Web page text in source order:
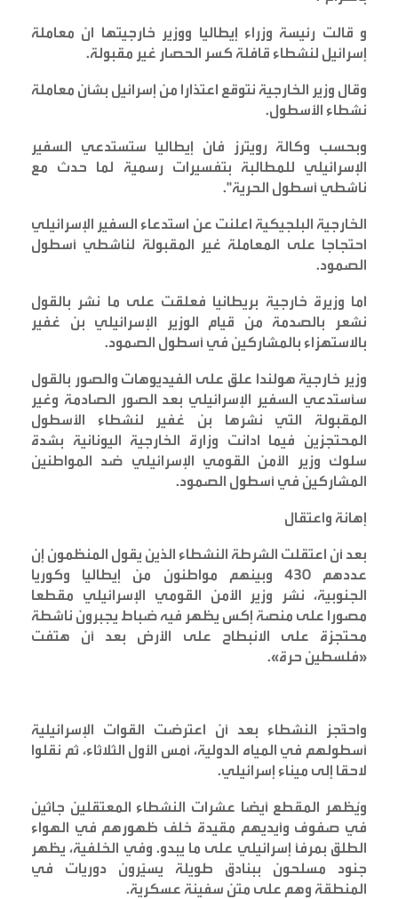
و قالت رئيسة وزراء إيطاليا ووزير خارجيتها ان معاملة
إسرائيل لنشطاء قافلة كسر الحصار غير مقبولة.
وقال وزير الخارجية نتوقع اعتذارا من إسرائيل بشأن معاملة
نشطاء الأسطول.
وبحسب وكالة رويترز فان إيطاليا ستستدعي السفير
الإسرائيلي للمطالبة بتفسيرات رسمية لما حدث مع
ناشطي أسطول الحرية".
الخارجية البلجيكية اعلنت عن استدعاء السفير الإسرائيلي
احتجاجا على المعاملة غير المقبولة لناشطي أسطول
الصمود.
اما وزيرة خارجية بريطانيا فعلقت على ما نشر بالقول
نشعر بالصدمة من قيام الوزير الإسرائيلي بن غفير
بالاستهزاء بالمشاركين في أسطول الصمود.
وزير خارجية هولندا علق على الفيديوهات والصور بالقول
سأستدعي السفير الإسرائيلي بعد الصور الصادمة وغير
المقبولة التي نشرها بن غفير لنشطاء الأسطول
المحتجزين فيما ادانت وزارة الخارجية اليونانية بشدة
سلوك وزير الأمن القومي الإسرائيلي ضد المواطنين
المشاركين في أسطول الصمود.
إهانة واعتقال
بعد أن اعتقلت الشرطة النشطاء الذين يقول المنظمون إن
عددهم 430 وبينهم مواطنون من إيطاليا وكوريا
الجنوبية، نشر وزير الأمن القومي الإسرائيلي مقطعا
مصورا على منصة إكس يظهر فيه ضباط يجبرون ناشطة
محتجزة على الانبطاح على الأرض بعد أن هتفت
«فلسطين حرة».
واحتُجز النشطاء بعد أن اعترضت القوات الإسرائيلية
أسطولهم في المياه الدولية، أمس الأول الثلاثاء، ثم نقلوا
لاحقا إلى ميناء إسرائيلي.
ويُظهر المقطع أيضا عشرات النشطاء المعتقلين جاثين
في صفوف وأيديهم مقيدة خلف ظهورهم في الهواء
الطلق بمرفأ إسرائيلي على ما يبدو. وفي الخلفية، يظهر
جنود مسلحون ببنادق طويلة يسيّرون دوريات في
المنطقة وهم على متن سفينة عسكرية.